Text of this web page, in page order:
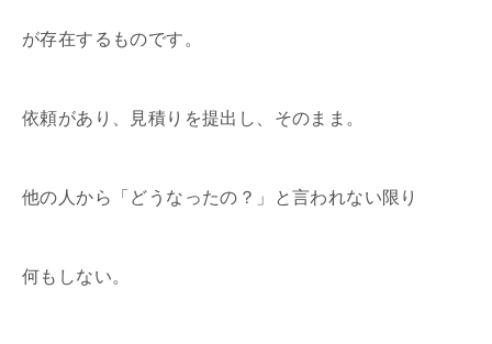
が存在するものです。
依頼があり、見積りを提出し、そのまま。
他の人から「どうなったの？」と言われない限り
何もしない。